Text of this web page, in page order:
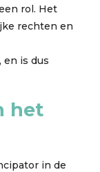
rol. Het
rechten en
en is dus
het
in de